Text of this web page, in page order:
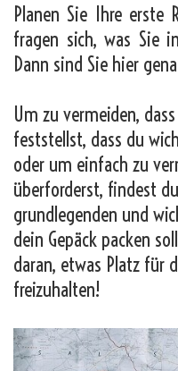
Planen Sie Ihre erste
fragen sich, was Sie
Dann sind Sie hier
Um zu vermeiden,
feststellst, dass du
oder um einfach zu
überforderst, findest
grundlegenden und
dein Gepäck packen
daran, etwas Platz für
freizuhalten!